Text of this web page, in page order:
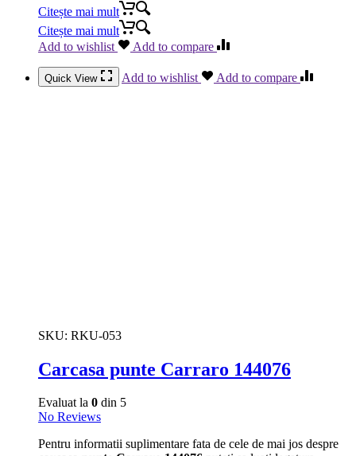
Citește mai mult
Citește mai mult
Add to wishlist
Add to compare
Quick View Add to wishlist Add to compare
SKU: RKU-053
Carcasa punte Carraro 144076
Evaluat la 0 din 5
No Reviews
Pentru informatii suplimentare fata de cele de mai jos despre